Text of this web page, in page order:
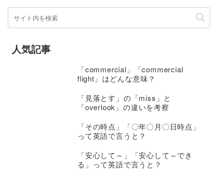
人気記事
「commercial」「commercial
flight」はどんな意味？
「見落とす」の「miss」と
「overlook」の違いを考察
「その時点」「〇年〇月〇日時点」
って英語で言うと？
「安心して～」「安心して～でき
る」って英語で言うと？